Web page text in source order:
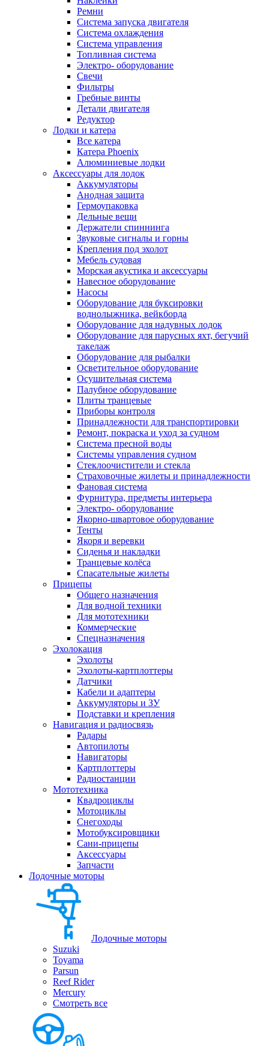
Ремни
Система запуска двигателя
Система охлаждения
Система управления
Топливная система
Электро- оборудование
Свечи
Фильтры
Гребные винты
Детали двигателя
Редуктор
Лодки и катера
Все катера
Катера Phoenix
Алюминиевые лодки
Аксессуары для лодок
Аккумуляторы
Анодная защита
Гермоупаковка
Дельные вещи
Держатели спиннинга
Звуковые сигналы и горны
Крепления под эхолот
Мебель судовая
Морская акустика и аксессуары
Навесное оборудование
Насосы
Оборудование для буксировки
воднолыжника, вейкборда
Оборудование для надувных лодок
Оборудование для парусных яхт, бегучий
такелаж
Оборудование для рыбалки
Осветительное оборудование
Осушительная система
Палубное оборудование
Плиты транцевые
Приборы контроля
Принадлежности для транспортировки
Ремонт, покраска и уход за судном
Система пресной воды
Системы управления судном
Стеклоочистители и стекла
Страховочные жилеты и принадлежности
Фановая система
Фурнитура, предметы интерьера
Электро- оборудование
Якорно-швартовое оборудование
Тенты
Якоря и веревки
Сиденья и накладки
Транцевые колёса
Спасательные жилеты
Прицепы
Общего назначения
Для водной техники
Для мототехники
Коммерческие
Спецназначения
Эхолокация
Эхолоты
Эхолоты-картплоттеры
Датчики
Кабели и адаптеры
Аккумуляторы и ЗУ
Подставки и крепления
Навигация и радиосвязь
Радары
Автопилоты
Навигаторы
Картплоттеры
Радиостанции
Мототехника
Квадроциклы
Мотоциклы
Снегоходы
Мотобуксировщики
Сани-прицепы
Аксессуары
Запчасти
Лодочные моторы
Лодочные моторы
Suzuki
Toyama
Parsun
Reef Rider
Mercury
Смотреть все